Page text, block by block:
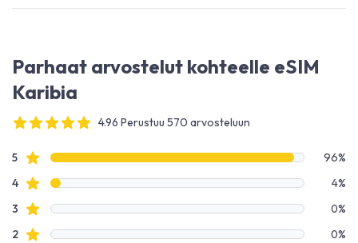
Parhaat arvostelut kohteelle eSIM
Karibia
4.96 Perustuu 570 arvosteluun
Arvostelutiedot
5Tähtiarvostelut
96%
4Tähtiarvostelut
4%
3 Tähtiarvostelut
0%
2Tähtiarvostelut
0%